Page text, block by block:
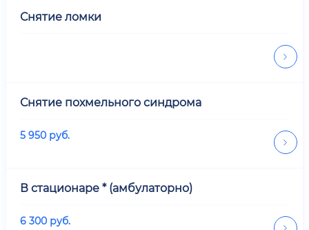
Снятие ломки
Снятие похмельного синдрома
5 950 руб.
В стационаре * (амбулаторно)
6 300 руб.